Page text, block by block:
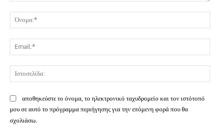
αποθηκεύστε το όνομα, το ηλεκτρονικό ταχυδρομείο και τον ιστότοπό
μου σε αυτό το πρόγραμμα περιήγησης για την επόμενη φορά που θα
σχολιάσω.